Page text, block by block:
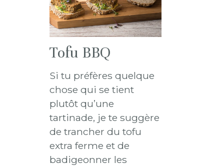
Tofu BBQ
Si tu préfères quelque
chose qui se tient
plutôt qu’une
tartinade, je te suggère
de trancher du tofu
extra ferme et de
badigeonner les